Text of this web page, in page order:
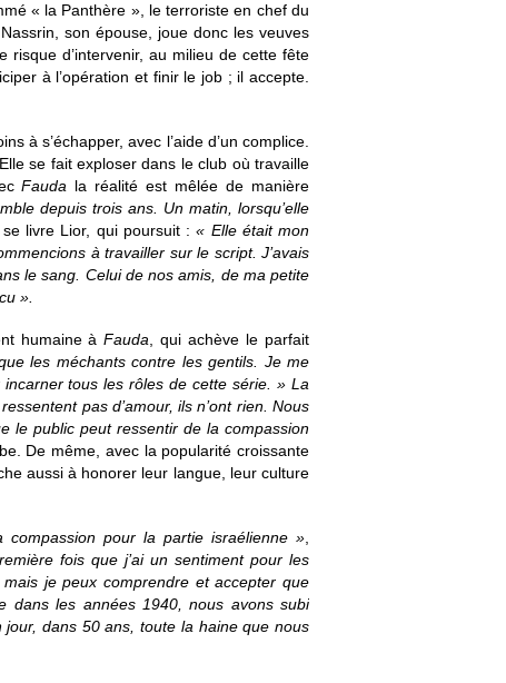
« la Panthère », le terroriste en chef du
son épouse, joue donc les veuves
d’intervenir, au milieu de cette fête
à l’opération et finir le job ; il accepte.
à s’échapper, avec l’aide d’un complice.
se fait exploser dans le club où travaille
Fauda la réalité est mêlée de manière
depuis trois ans. Un matin, lorsqu’elle
livre Lior, qui poursuit :« Elle était mon
à travailler sur le script. J’avais
le sang. Celui de nos amis, de ma petite
».
humaine àFauda , qui achève le parfait
les méchants contre les gentils. Je me
tous les rôles de cette série. » La
pas d’amour, ils n’ont rien. Nous
le public peut ressentir de la compassion
De même, avec la popularité croissante
aussi à honorer leur langue, leur culture
pour la partie israélienne »
fois que j’ai un sentiment pour les
je peux comprendre et accepter que
dans les années 1940, nous avons subi
jour, dans 50 ans, toute la haine que nous